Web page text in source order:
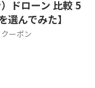
ドローン 比較 5
選んでみた】
クーポン